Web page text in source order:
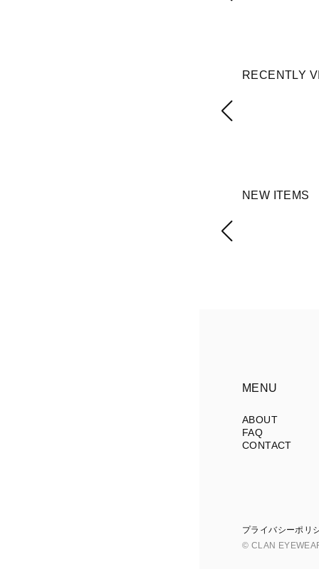
RECENTLY
NEW ITEMS
MENU
ABOUT
FAQ
CONTACT
プライバシーポリ
© CLAN